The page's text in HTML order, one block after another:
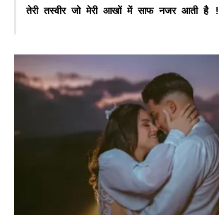
तेरी तस्वीर जो मेरी आखों में साफ नजर आती है !